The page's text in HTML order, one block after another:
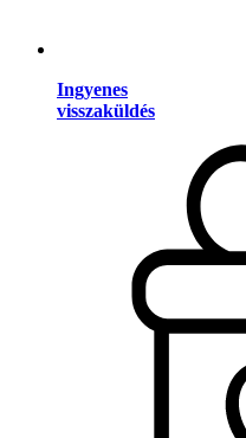
Ingyenes
visszaküldés